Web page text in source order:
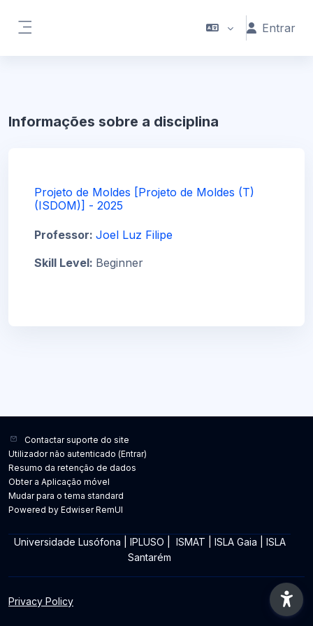
Entrar
Informações sobre a disciplina
Projeto de Moldes [Projeto de Moldes (T)
(ISDOM)] - 2025
Professor: Joel Luz Filipe
Skill Level: Beginner
Contactar suporte do site
Utilizador não autenticado (Entrar)
Resumo da retenção de dados
Obter a Aplicação móvel
Mudar para o tema standard
Powered by Edwiser RemUI
Universidade Lusófona IPLUSO ISMAT ISLA Gaia
ISLA
Santarém
Privacy Policy